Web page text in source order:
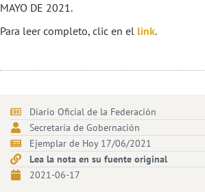
MAYO DE 2021.
Para leer completo, clic en el link.
Diario Oficial de la Federación
Secretaría de Gobernación
Ejemplar de Hoy 17/06/2021
Lea la nota en su fuente original
2021-06-17